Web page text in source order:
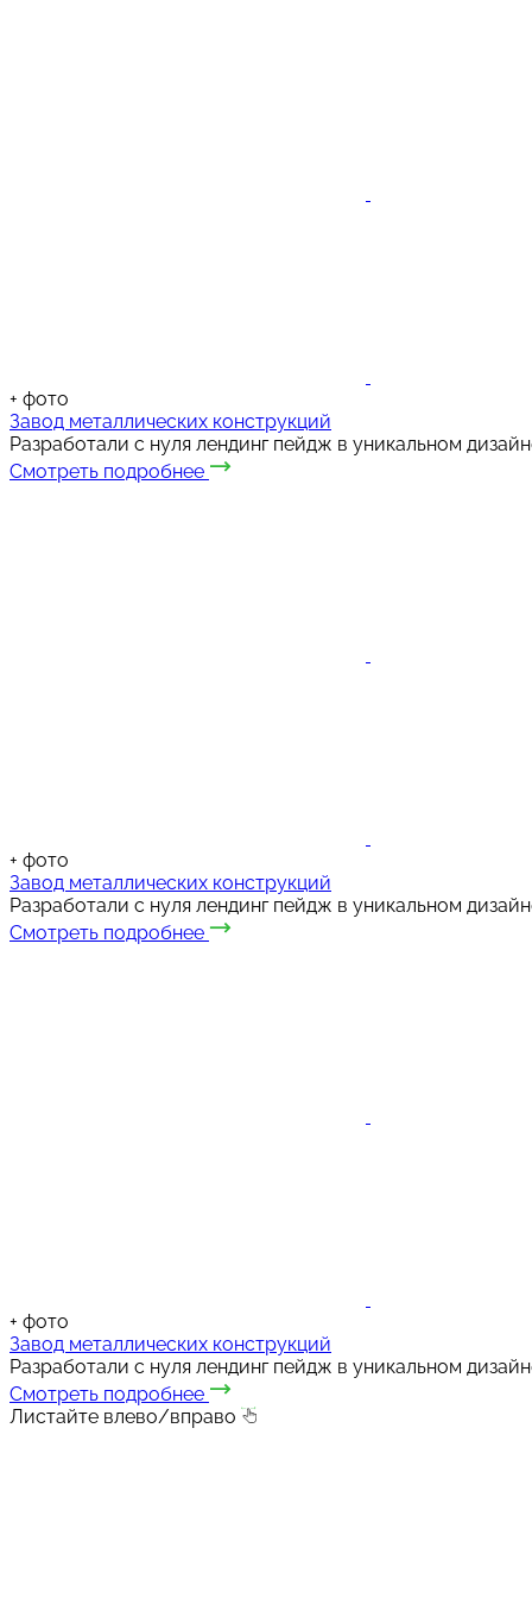
+ фото
Завод металлических конструкций
Разработали с нуля лендинг пейдж в уникальном
Смотреть подробнее
+ фото
Завод металлических конструкций
Разработали с нуля лендинг пейдж в уникальном
Смотреть подробнее
+ фото
Завод металлических конструкций
Разработали с нуля лендинг пейдж в уникальном
Смотреть подробнее
Листайте влево/вправо